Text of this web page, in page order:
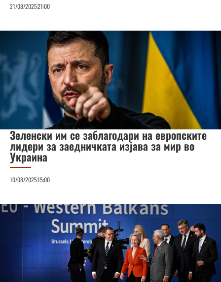
21/08/202521:00
Зеленски им се заблагодари на европските
лидери за заедничката изјава за мир во
Украина
10/08/202515:00